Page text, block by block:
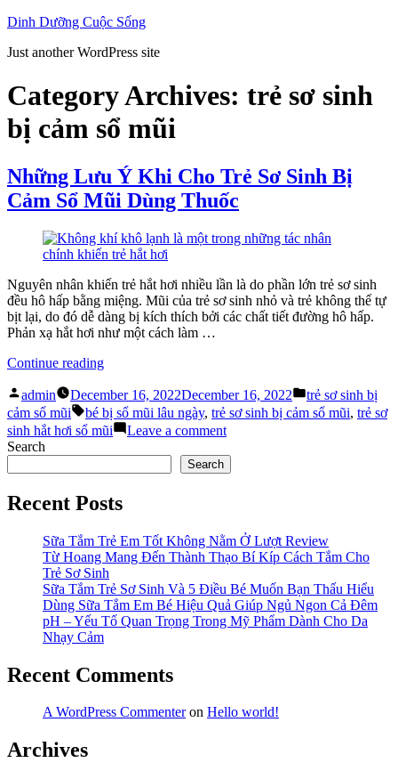
Skip
content
Dinh Dưỡng Cuộc Sống
Just another WordPress site
Category Archives: trẻ sơ sinh
bị cảm sổ mũi
Những Lưu Ý Khi Cho Trẻ Sơ Sinh Bị
Cảm Sổ Mũi Dùng Thuốc
Nguyên nhân khiến trẻ hắt hơi nhiều lần là do phần lớn trẻ sơ sinh
đều hô hấp bằng miệng. Mũi của trẻ sơ sinh nhỏ và trẻ không thể tự
bịt lại, do đó dễ dàng bị kích thích bởi các chất tiết đường hô hấp.
Phản xạ hắt hơi như một cách làm …
Continue reading“Những
Ý
Khi
Cho
Trẻ
Sơ
Sinh
Cảm
Mũi
Dùng
Thuốc”
Posted
by
admin December 16, 2022December 16, 2022
Posted
in
trẻ sơ sinh bị
cảm sổ mũi
Tags:
bé bị sổ mũi lâu ngày, trẻ sơ sinh bị cảm sổ mũi, trẻ sơ
sinh hắt hơi sổ mũi
Leave a commenton
Lưu
Ý
Sơ
Sinh
Cảm
Sổ
Mũi
Search
Search
Recent Posts
Sữa Tắm Trẻ Em Tốt Không Nằm Ở Lượt Review
Từ Hoang Mang Đến Thành Thạo Bí Kíp Cách Tắm Cho
Trẻ Sơ Sinh
Sữa Tắm Trẻ Sơ Sinh Và 5 Điều Bé Muốn Bạn Thấu Hiểu
Dùng Sữa Tắm Em Bé Hiệu Quả Giúp Ngủ Ngon Cả Đêm
pH – Yếu Tố Quan Trọng Trong Mỹ Phẩm Dành Cho Da
Nhạy Cảm
Recent Comments
A WordPress Commenteron Hello world!
Archives